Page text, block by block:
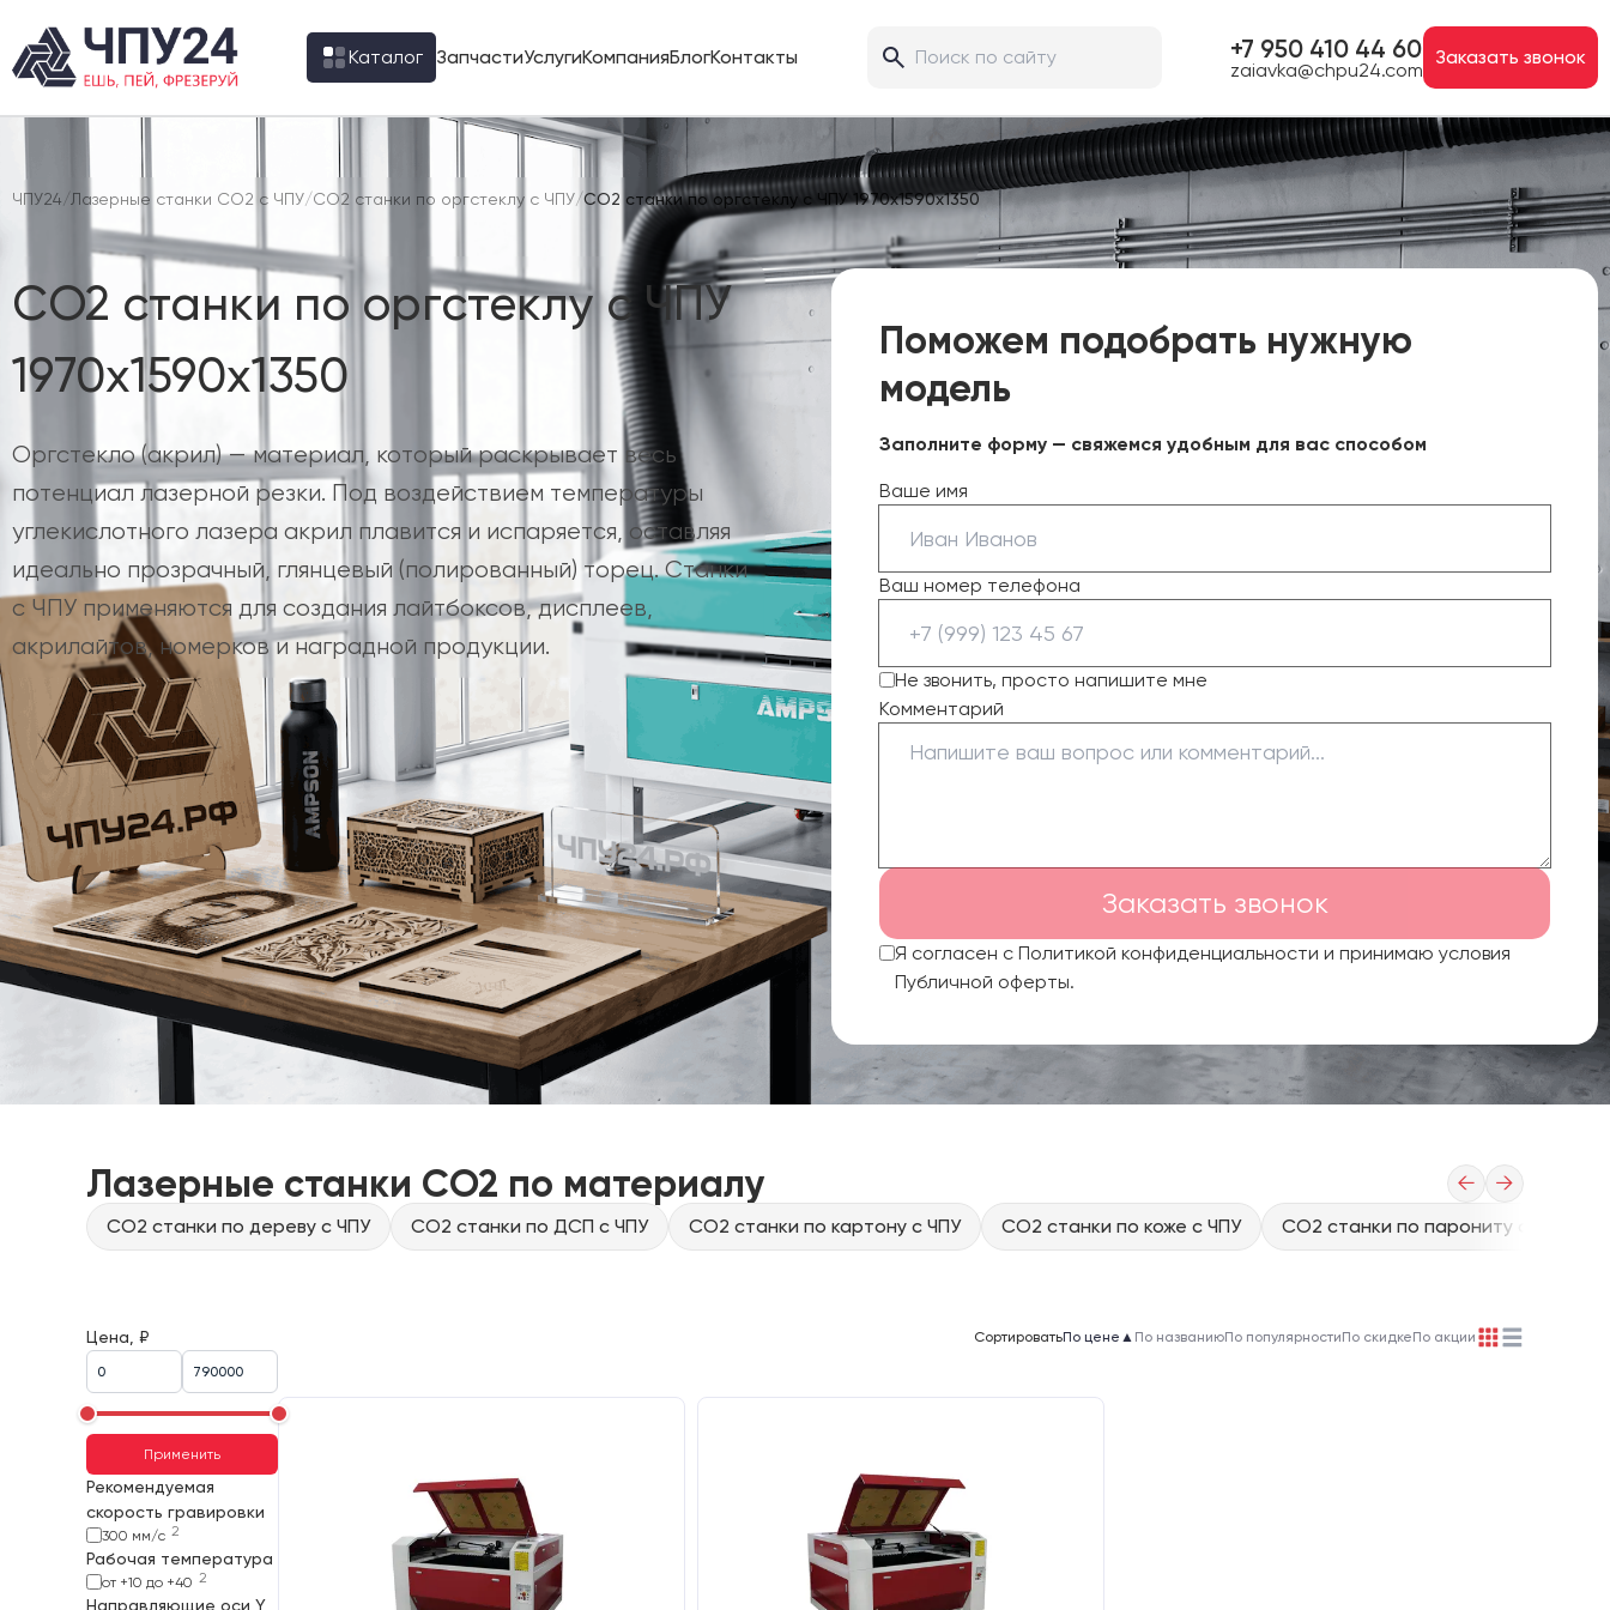
Каталог ЗапчастиУслугиКомпанияБлогКонтакты +7 950 410 44 60
zaiavka@chpu24.com
Заказать звонок
ЧПУ24/Лазерные станки CO2 с ЧПУ/CO2 станки по оргстеклу с ЧПУ/CO2 станки по оргстеклу с ЧПУ 1970х1590х1350
CO2 станки по оргстеклу с ЧПУ
1970х1590х1350
Оргстекло (акрил) — материал, который раскрывает весь
потенциал лазерной резки. Под воздействием температуры
углекислотного лазера акрил плавится и испаряется, оставляя
идеально прозрачный, глянцевый (полированный) торец. Станки
с ЧПУ применяются для создания лайтбоксов, дисплеев,
акрилайтов, номерков и наградной продукции.
Поможем подобрать нужную
модель
Заполните форму — свяжемся удобным для вас способом
Ваше имя
Ваш номер телефона
Не звонить, просто напишите мне
Комментарий
Заказать звонок
Я согласен с Политикой конфиденциальности и принимаю условия
Публичной оферты.
Лазерные станки CO2 по материалу ← →
CO2 станки по дереву с ЧПУ CO2 станки по ДСП с ЧПУ CO2 станки по картону с ЧПУ CO2 станки по коже с ЧПУ CO2 станки по парониту с ЧПУ
Цена, ₽
Применить
Рекомендуемая
скорость гравировки
300 мм/с 2
Рабочая температура
от +10 до +40 2
Направляющие оси Y
СортироватьПо цене ▲ По названиюПо популярностиПо скидкеПо акции